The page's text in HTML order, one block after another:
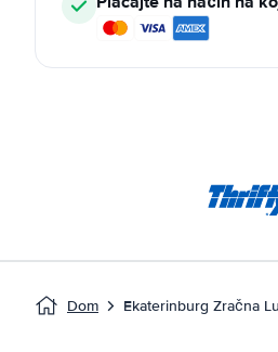
Dom Ekaterinburg Zračna